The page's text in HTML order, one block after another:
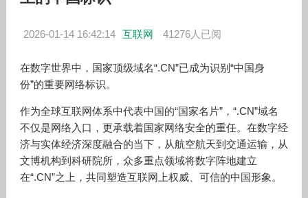
2026-01-14 16:42:14 互联网 41276人已阅
在数字世界中，国家顶级域名“.CN”已成为识别“中国身
份”的重要网络标识。
作为全球互联网体系中代表中国的“国家名片”，“.CN”域名
不仅是网络入口，更承载着国家网络安全的重任。在数字经
济与实体经济深度融合的当下，从航空航天到交通运输，从
文博机构到科研院所，众多重点领域将数字阵地建立
在“.CN”之上，共同塑造互联网上权威、可信的中国形象。